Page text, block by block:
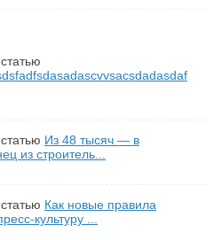
Из 48 тысяч — в
из строитель...
Как новые правила
культуру ...